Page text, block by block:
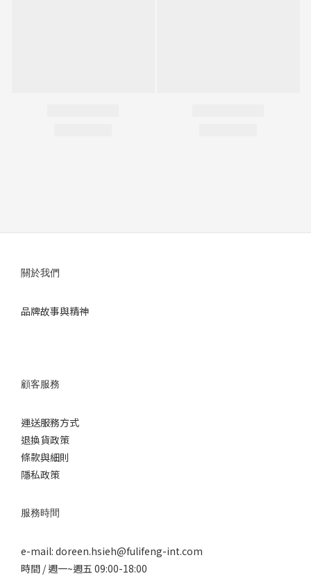
關於我們
品牌故事與精神
顧客服務
運送服務方式
退換貨政策
條款與細則
隱私政策
服務時間
e-mail: doreen.hsieh@fulifeng-int.com
時間 / 週一~週五 09:00-18:00